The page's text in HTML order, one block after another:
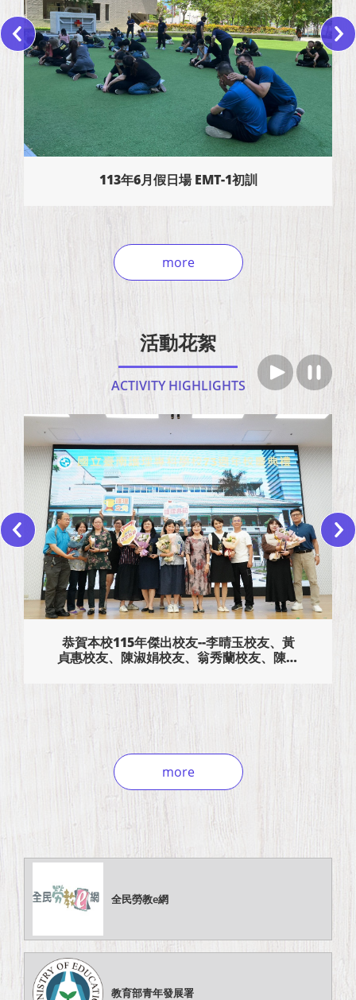
113年6月假日場 EMT-1初訓
more
活動花絮
ACTIVITY HIGHLIGHTS
恭賀本校115年傑出校友--李晴玉校友、黃
貞惠校友、陳淑娟校友、翁秀蘭校友、陳品
more
全民勞教e網
教育部青年發展署